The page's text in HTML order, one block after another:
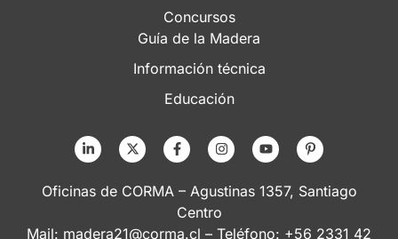
Concursos
Guía de la Madera
Información técnica
Educación
Oficinas de CORMA – Agustinas 1357, Santiago
Centro
Mail: madera21@corma.cl – Teléfono: +56 2331 42